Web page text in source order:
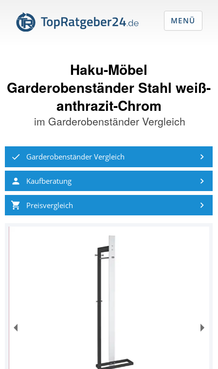
Haku-Möbel
Garderobenständer Stahl weiß-
anthrazit-Chrom
im Garderobenständer Vergleich
Garderobenständer Vergleich
Kaufberatung
Preisvergleich
MENÜ